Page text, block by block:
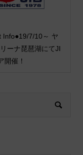
Info●19/7/10～ ヤ
ーナ琵琶湖にてJI
開催！